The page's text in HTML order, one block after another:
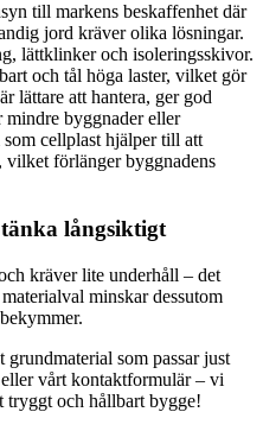
till markens beskaffenhet där
jord kräver olika lösningar.
lättklinker och isoleringsskivor.
och tål höga laster, vilket gör
lättare att hantera, ger god
byggnader eller
cellplast hjälper till att
förlänger byggnadens
långsiktigt
kräver lite underhåll – det
minskar dessutom
som passar just
vårt kontaktformulär – vi
tryggt och hållbart bygge!